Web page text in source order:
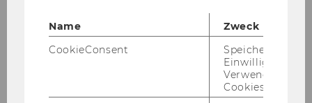
§ 3 der Richt­li­nie ab­zu­schlie­ßen:
Name
Name
Zweck
CookieConsent
Speichert Ihre
Einwilligung zur
Verwendung von
Cookies.